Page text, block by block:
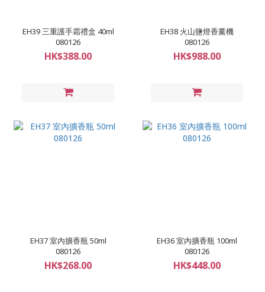
EH39 三重護手霜禮盒 40ml
080126
HK$388.00
EH38 火山鹽燈香薰機
080126
HK$988.00
EH37 室內擴香瓶 50ml
080126
HK$268.00
EH36 室內擴香瓶 100ml
080126
HK$448.00